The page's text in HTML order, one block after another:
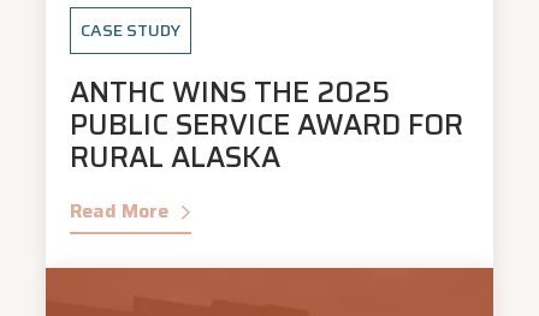
CASE STUDY
ANTHC WINS THE 2025
PUBLIC SERVICE AWARD FOR
RURAL ALASKA
Read More